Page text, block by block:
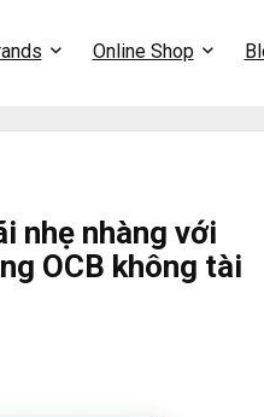
Online Shop
nhẹ nhàng với
OCB không tài